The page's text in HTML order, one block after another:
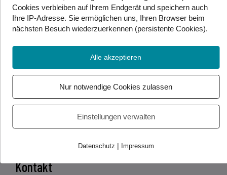
Foto/Video Credits: Gebärdenwelt.tv
Beitrag teilen
Kontakt
Cookies verbleiben auf Ihrem Endgerät und speichern auch
Ihre IP-Adresse. Sie ermöglichen uns, Ihren Browser beim
nächsten Besuch wiederzuerkennen (persistente Cookies).
Alle akzeptieren
Nur notwendige Cookies zulassen
Einstellungen verwalten
Datenschutz | Impressum